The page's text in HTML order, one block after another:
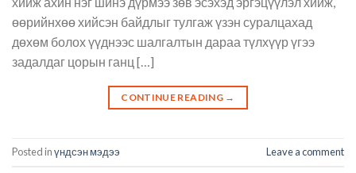
өөрийнхөө хийсэн байдлыг тулгаж үзэн суралцахад
дөхөм болох үүднээс шалгалтын дараа түлхүүр үгээ
задалдаг цорын ганц […]
CONTINUE READING →
Posted inүндсэн мэдээ Leave a comment